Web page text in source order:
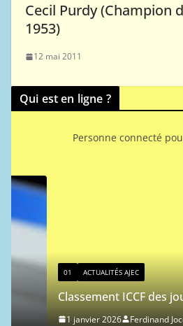
Cecil Purdy (Champion
1953)
12 mai 2011
Qui est en ligne ?
Personne connecté
ACTUALITÉS AJEC
Classement ICCF des joueurs
1 janvier 2026 Ferdinand Jocelyn